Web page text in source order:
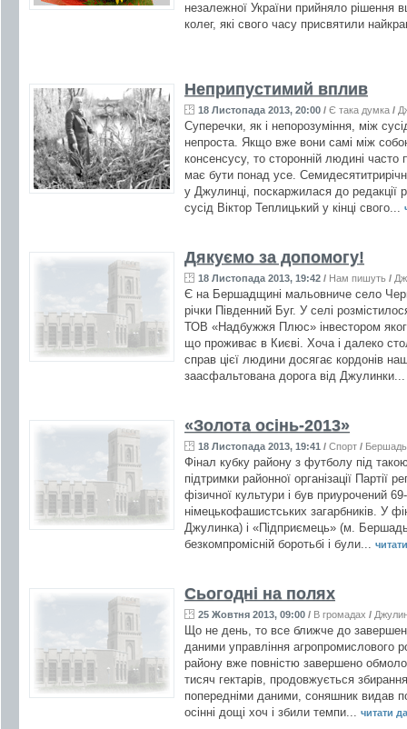
незалежної України прийняло рішення
колег, які свого часу присвятили
Неприпустимий вплив
18 Листопада 2013, 20:00 / Є така думка /
Суперечки, як і непорозуміння, між
непроста. Якщо вже вони самі між
консенсусу, то сторонній людині
має бути понад усе.
у Джулинці, поскаржилася до редакції
сусід Віктор Теплицький у кінці свого...
Дякуємо за допомогу!
18 Листопада 2013, 19:42 / Нам пишуть /
Є на Бершадщині мальовниче село
річки Південний Буг. У селі
ТОВ «Надбужжя Плюс» інвестором
що проживає в Києві. Хоча і далеко
справ цієї людини досягає кордонів
заасфальтована дорога від
«Золота осінь-2013»
18 Листопада 2013, 19:41 / Спорт / Бершадь
Фінал кубку району з футболу під
підтримки районної організації Партії
фізичної культури і був приурочений
німецькофашистських загарбників. У
Джулинка) і «Підприємець» (м.
безкомпромісній боротьбі і були...
Сьогодні на полях
25 Жовтня 2013, 09:00 / В громадах /
Що не день, то все ближче до
даними управління агропромислового
району вже повністю завершено
тисяч гектарів, продовжується
попередніми даними, соняшник видав
осінні дощі хоч і збили темпи... читати